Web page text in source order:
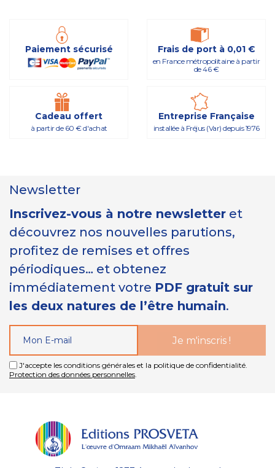
Paiement sécurisé Frais de port à 0,01 €
en France métropolitaine à partir
de 46 €
Cadeau offert
à partir de 60 € d'achat
Entreprise Française
installée à Fréjus (Var) depuis 1976
Newsletter
Inscrivez-vous à notre newsletter et
découvrez nos nouvelles parutions,
profitez de remises et offres
périodiques… et obtenez
immédiatement votre PDF gratuit sur
les deux natures de l’être humain.
J'accepte les conditions générales et la politique de confidentialité.
Protection des données personnelles.